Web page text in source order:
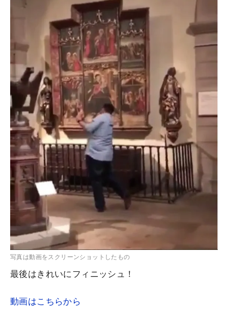
写真は動画をスクリーンショットしたもの
最後はきれいにフィニッシュ！
動画はこちらから